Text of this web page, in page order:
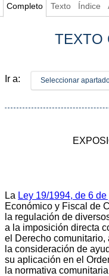
Completo Texto Índice
TEXTO
Ir a: Seleccionar
La Ley 19/1994, de 6
Económico y Fiscal de
la regulación de
a la imposición directa
el Derecho
la consideración de
su aplicación en el
la normativa